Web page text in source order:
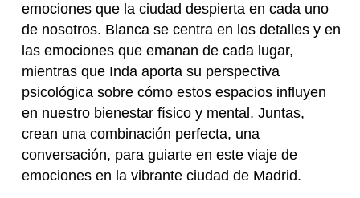
emociones que la ciudad despierta en cada uno
de nosotros. Blanca se centra en los detalles y en
las emociones que emanan de cada lugar,
mientras que Inda aporta su perspectiva
psicológica sobre cómo estos espacios influyen
en nuestro bienestar físico y mental. Juntas,
crean una combinación perfecta, una
conversación, para guiarte en este viaje de
emociones en la vibrante ciudad de Madrid.